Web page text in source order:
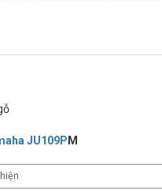
JU109P M